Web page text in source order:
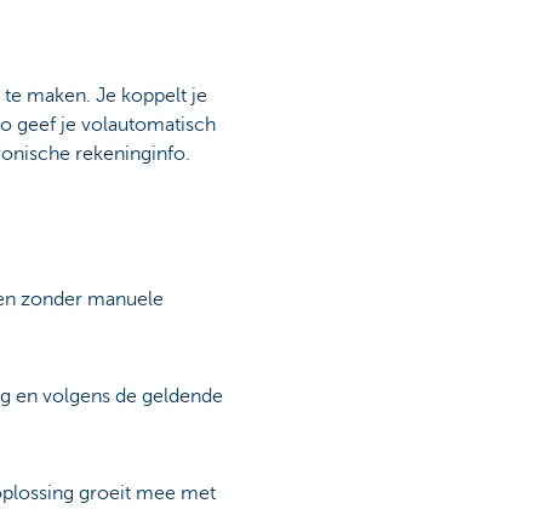
maken. Je koppelt je
geef je volautomatisch
rekeninginfo.
zonder manuele
en volgens de geldende
groeit mee met